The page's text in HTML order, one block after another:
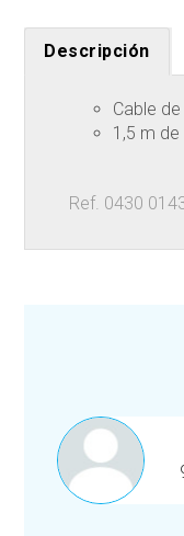
Descripción
Cable
1,5 m de
Ref. 0430